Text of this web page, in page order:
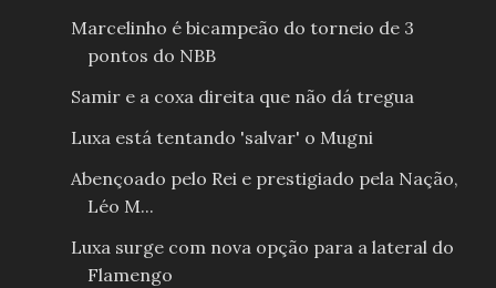
Marcelinho é bicampeão do torneio de 3
pontos do NBB
Samir e a coxa direita que não dá tregua
Luxa está tentando 'salvar' o Mugni
Abençoado pelo Rei e prestigiado pela Nação,
Léo M...
Luxa surge com nova opção para a lateral do
Flamengo